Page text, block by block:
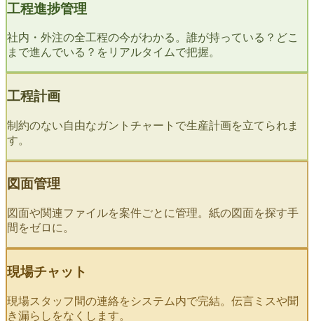
工程進捗管理
社内・外注の全工程の今がわかる。誰が持っている？どこ
まで進んでいる？をリアルタイムで把握。
工程計画
制約のない自由なガントチャートで生産計画を立てられま
す。
図面管理
図面や関連ファイルを案件ごとに管理。紙の図面を探す手
間をゼロに。
現場チャット
現場スタッフ間の連絡をシステム内で完結。伝言ミスや聞
き漏らしをなくします。